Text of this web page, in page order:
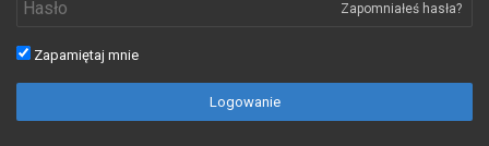
Zapomniałeś hasła?
Zapamiętaj mnie
Logowanie